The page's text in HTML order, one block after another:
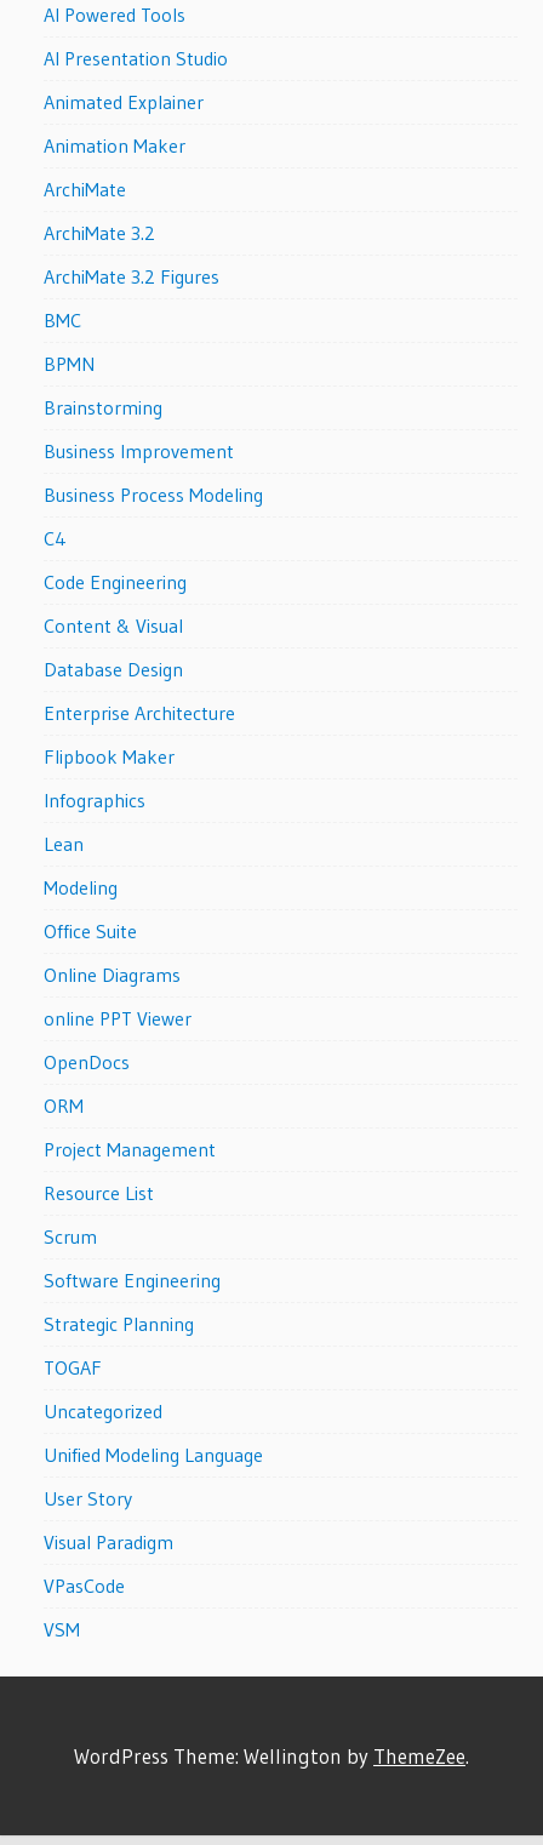
AI Powered Tools
AI Presentation Studio
Animated Explainer
Animation Maker
ArchiMate
ArchiMate 3.2
ArchiMate 3.2 Figures
BMC
BPMN
Brainstorming
Business Improvement
Business Process Modeling
C4
Code Engineering
Content & Visual
Database Design
Enterprise Architecture
Flipbook Maker
Infographics
Lean
Modeling
Office Suite
Online Diagrams
online PPT Viewer
OpenDocs
ORM
Project Management
Resource List
Scrum
Software Engineering
Strategic Planning
TOGAF
Uncategorized
Unified Modeling Language
User Story
Visual Paradigm
VPasCode
VSM
WordPress Theme: Wellington by ThemeZee.